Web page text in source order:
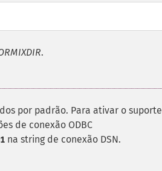
.
por padrão. Para ativar o suporte
de conexão ODBC
na string de conexão DSN.